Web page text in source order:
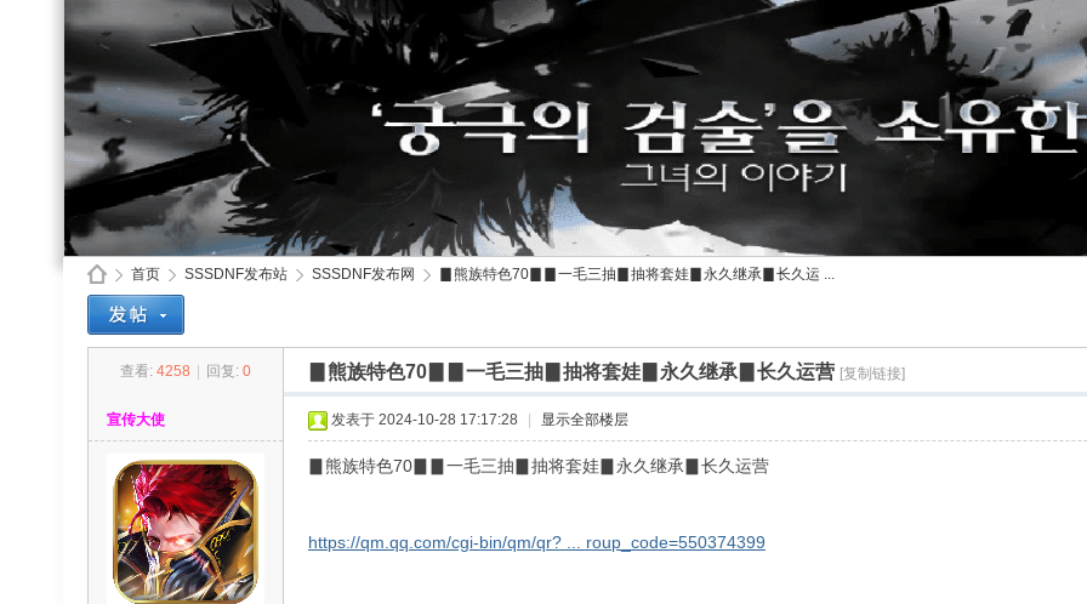
首页
›
SSSDNF发布站 SSSDNF发布网
›
▊熊族特色70▊▊一毛三抽▊抽将套娃▊永久继承▊长久运 ...
查看: 4258 回复: 0 ▊熊族特色70▊▊一毛三抽▊抽将套娃▊永久继承▊长久运营 [复制链接]
宣传大使 发表于 2024-10-28 17:17:28 显示全部楼层
▊熊族特色70▊▊一毛三抽▊抽将套娃▊永久继承▊长久运营
https://qm.qq.com/cgi-bin/qm/qr? ... roup_code=550374399